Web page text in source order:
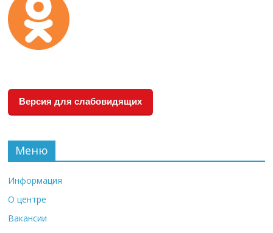
Версия для слабовидящих
Меню
Информация
О центре
Вакансии